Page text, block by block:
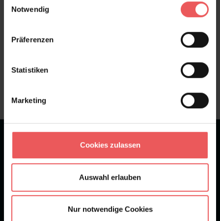
Notwendig
Präferenzen
Statistiken
Marketing
Cookies zulassen
Auswahl erlauben
Nur notwendige Cookies
Frage stellen
Bei 1245 Bewertungen
Newsletter